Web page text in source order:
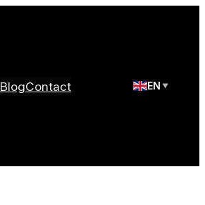
BlogContact EN ▼